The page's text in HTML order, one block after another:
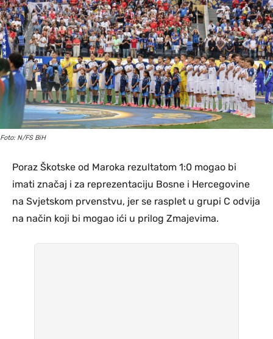
Foto: N/FS BiH
Poraz Škotske od Maroka rezultatom 1:0 mogao bi
imati značaj i za reprezentaciju Bosne i Hercegovine
na Svjetskom prvenstvu, jer se rasplet u grupi C odvija
na način koji bi mogao ići u prilog Zmajevima.